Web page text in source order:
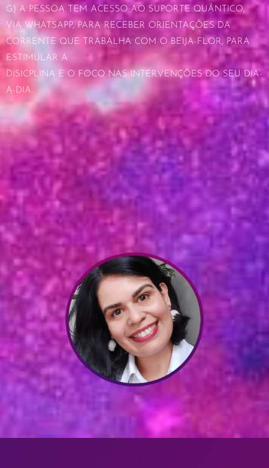
G) A PESSOA TEM ACESSO AO SUPORTE QUÂNTICO,
VIA WHATSAPP, PARA RECEBER ORIENTAÇÕES DA
CORRENTE QUE TRABALHA COM O BEIJA-FLOR, PARA
ESTIMULAR A
DISICPLINA E O FOCO NAS INTERVENÇÕES DO SEU DIA-
A-DIA.